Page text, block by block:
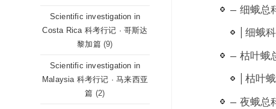
— 细蛾总
| 细蛾
— 枯叶蛾
| 枯叶
— 夜蛾总
Scientific investigation in
Costa Rica 科考行记 · 哥斯达
黎加篇 (9)
Scientific investigation in
Malaysia 科考行记 · 马来西亚
篇 (2)